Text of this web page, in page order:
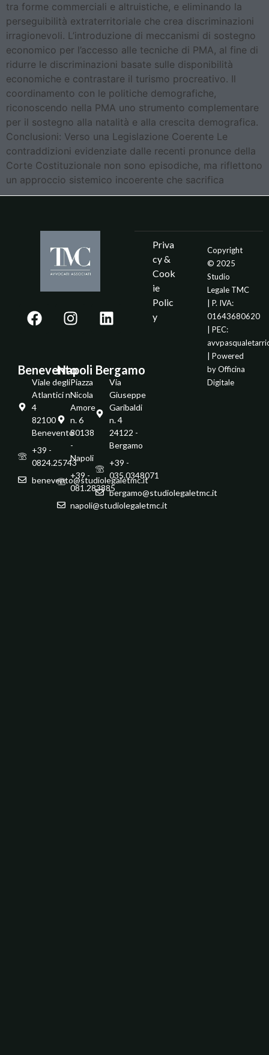
tra forme commerciali e altruistiche, e eliminando la
perseguibilità extraterritoriale che crea discriminazioni
irragionevoli. L’introduzione di meccanismi di sostegno
economico per l’accesso alle tecniche di PMA, al fine di
ridurre le discriminazioni basate sulle disponibilità
economiche e contrastare il turismo procreativo. Il
coordinamento con le politiche demografiche,
riconoscendo nella PMA uno strumento complementare
per il sostegno alla natalità e alla crescita demografica.
Conclusioni: Verso una Legislazione Coerente Le
contraddizioni evidenziate dalle recenti pronunce della
Corte Costituzionale non sono episodiche, ma riflettono
un approccio sistemico incoerente che sacrifica
Benevento
Viale degli
Atlantici n.
4
82100 -
Benevento
+39 -
0824.25743
benevento@studiolegaletmc.it
Napoli
Piazza
Nicola
Amore
n. 6
80138
-
Napoli
+39 -
081.283885
napoli@studiolegaletmc.it
Bergamo
Via
Giuseppe
Garibaldi
n. 4
24122 -
Bergamo
+39 -
035.0348071
bergamo@studiolegaletmc.it
Priva
cy &
Cook
ie
Polic
y
Copyright
© 2025
Studio
Legale TMC
| P. IVA:
01643680620
| PEC:
| Powered
byOfficina
Digitale